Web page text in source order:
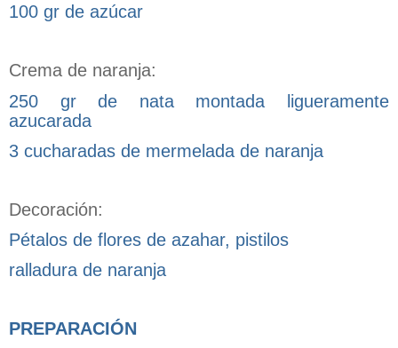
100 gr de azúcar
Crema de naranja:
250 gr de nata montada ligueramente
azucarada
3 cucharadas de mermelada de naranja
Decoración:
Pétalos de flores de azahar, pistilos
ralladura de naranja
PREPARACIÓN